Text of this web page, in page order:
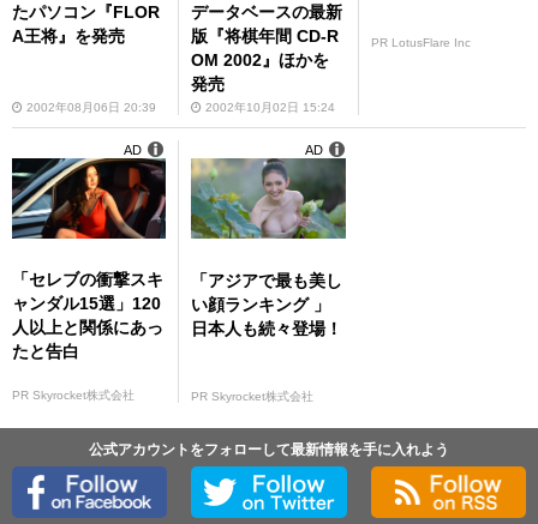
たパソコン『FLOR
A王将』を発売
2002年08月06日 20:39
データベースの最新
版『将棋年間 CD-R
OM 2002』ほかを
発売
2002年10月02日 15:24
PR LotusFlare Inc
「セレブの衝撃スキ
ャンダル15選」120
人以上と関係にあっ
たと告白
PR Skyrocket株式会社
AD
「アジアで最も美し
い顔ランキング 」
日本人も続々登場！
PR Skyrocket株式会社
AD
公式アカウントをフォローして最新情報を手に入れよう